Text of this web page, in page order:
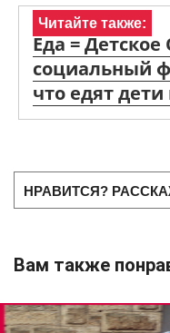
Читайте также:
Еда =
социальный
что едят
НРАВИТСЯ?
Вам также